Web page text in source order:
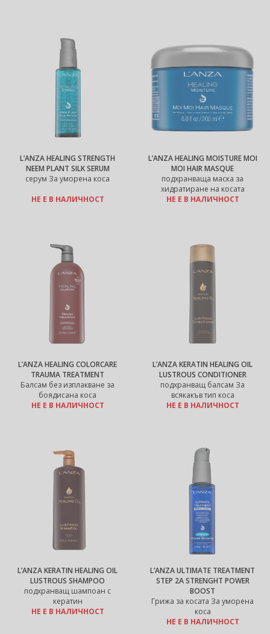
L’ANZA HEALING STRENGTH
NEEM PLANT SILK SERUM
серум За уморена коса
НЕ Е В НАЛИЧНОСТ
L’ANZA HEALING MOISTURE MOI
MOI HAIR MASQUE
подхранваща маска за
хидратиране на косата
НЕ Е В НАЛИЧНОСТ
L’ANZA HEALING COLORCARE
TRAUMA TREATMENT
Балсам без изплакване за
боядисана коса
НЕ Е В НАЛИЧНОСТ
L’ANZA KERATIN HEALING OIL
LUSTROUS CONDITIONER
подхранващ балсам За
всякакъв тип коса
НЕ Е В НАЛИЧНОСТ
L’ANZA KERATIN HEALING OIL
LUSTROUS SHAMPOO
подхранващ шампоан с
кератин
НЕ Е В НАЛИЧНОСТ
L’ANZA ULTIMATE TREATMENT
STEP 2A STRENGHT POWER
BOOST
Грижа за косата За уморена
коса
НЕ Е В НАЛИЧНОСТ